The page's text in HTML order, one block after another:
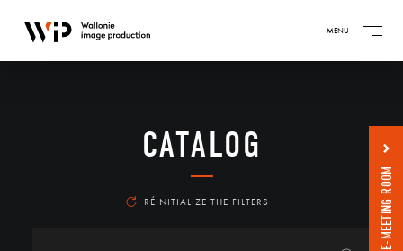
MENU
CATALOG
RÉINITIALIZE THE FILTERS E-MEETING ROOM